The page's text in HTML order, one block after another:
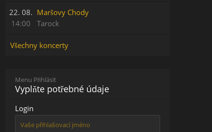
22. 08.
14:00
Maršovy Chody
Tarock
Všechny koncerty
Menu Přihlásit
Vyplňte potřebné údaje
Login